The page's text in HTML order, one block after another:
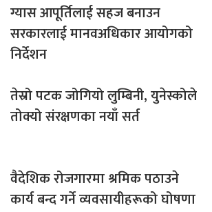
ग्यास आपूर्तिलाई सहज बनाउन
सरकारलाई मानवअधिकार आयोगको
निर्देशन
तेस्रो पटक जोगियो लुम्बिनी, युनेस्कोले
तोक्यो संरक्षणका नयाँ सर्त
वैदेशिक रोजगारमा श्रमिक पठाउने
कार्य बन्द गर्ने व्यवसायीहरूको घोषणा